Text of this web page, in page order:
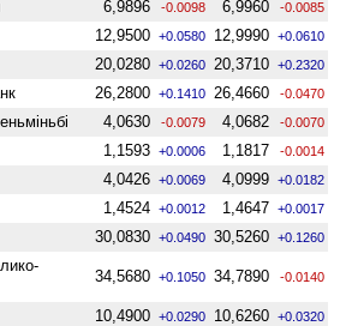
6,9896 -0.0098 6,9960 -0.0085
12,9500 +0.0580 12,9990 +0.0610
20,0280 +0.0260 20,3710 +0.2320
26,2800 +0.1410 26,4660 -0.0470
4,0630 -0.0079 4,0682 -0.0070
1,1593 +0.0006 1,1817 -0.0014
4,0426 +0.0069 4,0999 +0.0182
1,4524 +0.0012 1,4647 +0.0017
30,0830 +0.0490 30,5260 +0.1260
34,5680 +0.1050 34,7890 -0.0140
10,4900 +0.0290 10,6260 +0.0320